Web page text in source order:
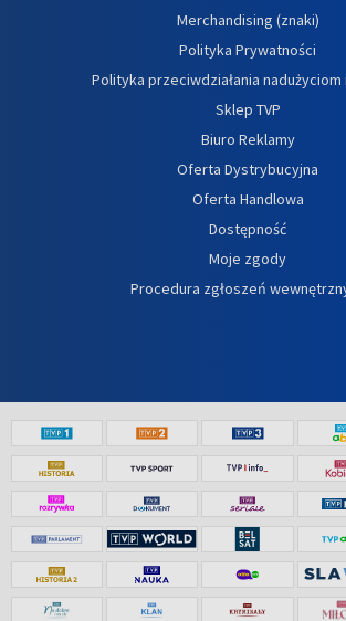
Merchandising (znaki)
Polityka Prywatności
Polityka przeciwdziałania
Sklep TVP
Biuro Reklamy
Oferta Dystrybucyjna
Oferta Handlowa
Dostępność
Moje zgody
Procedura zgłoszeń